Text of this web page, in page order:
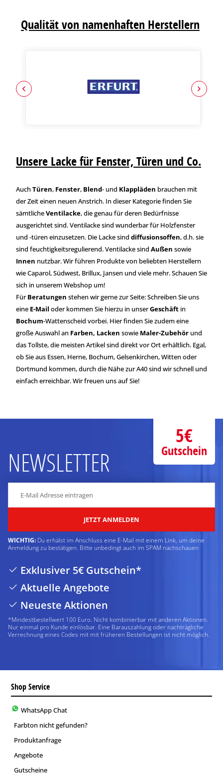
Qualität von namenhaften Herstellern
Unsere Lacke für Fenster, Türen und Co.
Auch Türen, Fenster, Blend- und Klappläden brauchen mit
der Zeit einen neuen Anstrich. In dieser Kategorie finden Sie
sämtlicheVentilacke, die genau für deren Bedürfnisse
ausgerichtet sind. Ventilacke sind wunderbar für Holzfenster
und -türen einzusetzen. Die Lacke sind diffusionsoffen, d.h. sie
sind feuchtigkeitsregulierend. Ventilacke sind Außen sowie
Innen nutzbar. Wir führen Produkte von beliebten Herstellern
wie Caparol, Südwest, Brillux, Jansen und viele mehr. Schauen Sie
sich in unserem Webshop um!
FürBeratungen stehen wir gerne zur Seite: Schreiben Sie uns
eine E-Mail oder kommen Sie hierzu in unserGeschäft in
Bochum-Wattenscheid vorbei. Hier finden Sie zudem eine
große Auswahl an Farben, Lacken sowie Maler-Zubehör und
das Tollste, die meisten Artikel sind direkt vor Ort erhältlich. Egal,
ob Sie aus Essen, Herne, Bochum, Gelsenkirchen, Witten oder
Dortmund kommen, durch die Nähe zur A40 sind wir schnell und
einfach erreichbar. Wir freuen uns auf Sie!
NEWSLETTER
JETZT ANMELDEN
WICHTIG: Du erhälst im Anschluss eine E-Mail mit einem Link, um deine
Anmeldung zu bestätigen. Bitte unbedingt auch im SPAM nachschauen
Exklusiver 5€ Gutschein*
Aktuelle Angebote
Neueste Aktionen
*Mindestbestellwert 100 Euro. Nicht kombinierbar mit anderen Aktionen.
Nur einmal pro Kunde einlösbar. Eine Barauszahlung oder nachträgliche
Verrechnung eines Codes mit mit früheren Bestellungen ist nicht möglich.
5€
Gutschein
Shop Service
WhatsApp Chat
Farbton nicht gefunden?
Produktanfrage
Angebote
Gutscheine